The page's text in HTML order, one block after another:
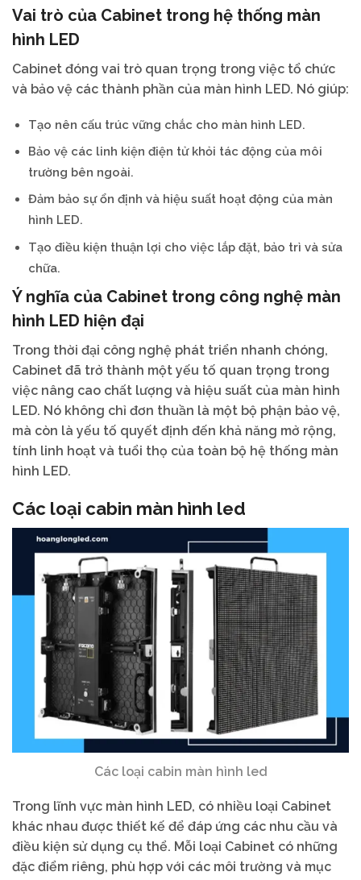
Vai trò của Cabinet trong hệ thống màn
hình LED
Cabinet đóng vai trò quan trọng trong việc tổ chức
và bảo vệ các thành phần của màn hình LED. Nó giúp:
Tạo nên cấu trúc vững chắc cho màn hình LED.
Bảo vệ các linh kiện điện tử khỏi tác động của môi
trường bên ngoài.
Đảm bảo sự ổn định và hiệu suất hoạt động của màn
hình LED.
Tạo điều kiện thuận lợi cho việc lắp đặt, bảo trì và sửa
chữa.
Ý nghĩa của Cabinet trong công nghệ màn
hình LED hiện đại
Trong thời đại công nghệ phát triển nhanh chóng,
Cabinet đã trở thành một yếu tố quan trọng trong
việc nâng cao chất lượng và hiệu suất của màn hình
LED. Nó không chỉ đơn thuần là một bộ phận bảo vệ,
mà còn là yếu tố quyết định đến khả năng mở rộng,
tính linh hoạt và tuổi thọ của toàn bộ hệ thống màn
hình LED.
Các loại cabin màn hình led
Các loại cabin màn hình led
Trong lĩnh vực màn hình LED, có nhiều loại Cabinet
khác nhau được thiết kế để đáp ứng các nhu cầu và
điều kiện sử dụng cụ thể. Mỗi loại Cabinet có những
đặc điểm riêng, phù hợp với các môi trường và mục